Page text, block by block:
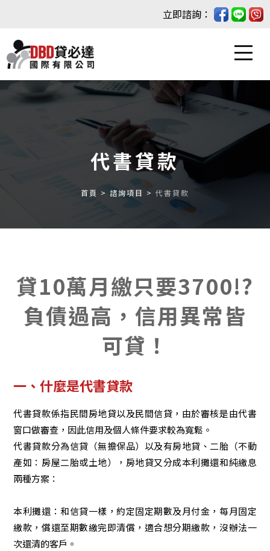
立即諮詢：
關於貸必達
信用貸款
房屋貸款
青年創業貸款
代書貸款
萬物商品貸款
債務協商
聯絡我們
代書貸款
首頁 諮詢項目 代書貸款
貸10萬月繳只要3700!?
負債過高，信用異常皆
可貸！
一、什麼是代書貸款
代書貸款係指民間房地貸以及民間信貸，由於審核是由代書
窗口做審查，因此信用及個人條件要求較為寬鬆。
代書貸款分為信貸（無擔保品）以及有房地貸、二胎（不動
產如：房屋二胎或土地），房地貸又分成本利攤還和純繳息
兩種方案：
本利攤還：和信貸一樣，約定固定期數及月付金，每月固定
繳款，償還至期數繳完即清償，適合想分期繳款，沒辦法一
次還清的客戶。